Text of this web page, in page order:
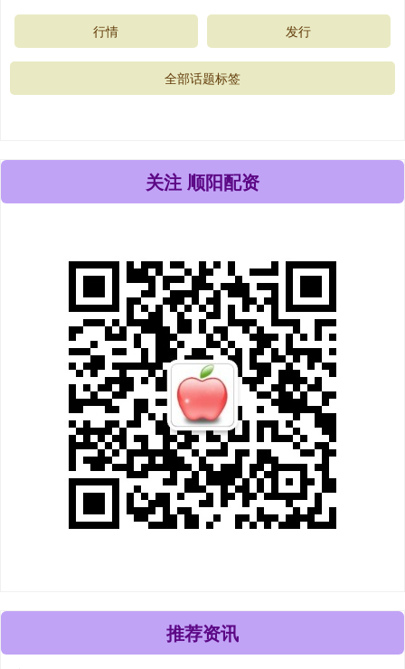
行情 发行
全部话题标签
关注 顺阳配资
推荐资讯